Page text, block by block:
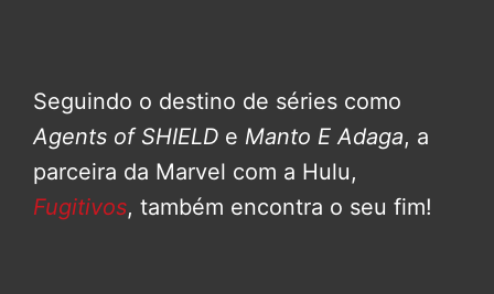
Seguindo o destino de séries como
Agents of SHIELD e Manto E Adaga, a
parceira da Marvel com a Hulu,
Fugitivos, também encontra o seu fim!